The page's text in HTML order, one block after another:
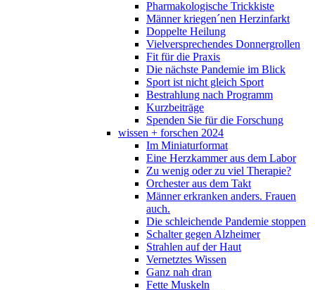
Pharmakologische Trickkiste
Männer kriegen´nen Herzinfarkt
Doppelte Heilung
Vielversprechendes Donnergrollen
Fit für die Praxis
Die nächste Pandemie im Blick
Sport ist nicht gleich Sport
Bestrahlung nach Programm
Kurzbeiträge
Spenden Sie für die Forschung
wissen + forschen 2024
Im Miniaturformat
Eine Herzkammer aus dem Labor
Zu wenig oder zu viel Therapie?
Orchester aus dem Takt
Männer erkranken anders. Frauen
auch.
Die schleichende Pandemie stoppen
Schalter gegen Alzheimer
Strahlen auf der Haut
Vernetztes Wissen
Ganz nah dran
Fette Muskeln